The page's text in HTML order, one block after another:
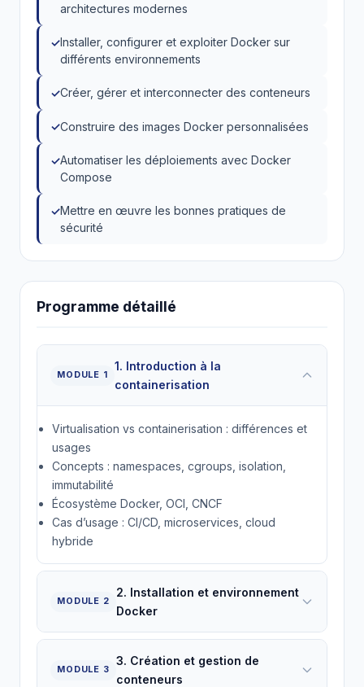
architectures modernes
Installer, configurer et exploiter Docker sur
différents environnements
Créer, gérer et interconnecter des conteneurs
Construire des images Docker personnalisées
Automatiser les déploiements avec Docker
Compose
Mettre en œuvre les bonnes pratiques de
sécurité
Programme détaillé
MODULE 1
1. Introduction à la
containerisation
Virtualisation vs containerisation : différences et
usages
Concepts : namespaces, cgroups, isolation,
immutabilité
Écosystème Docker, OCI, CNCF
Cas d’usage : CI/CD, microservices, cloud
hybride
MODULE 2
2. Installation et environnement
Docker
MODULE 3
3. Création et gestion de
conteneurs